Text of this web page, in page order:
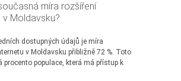
míra rozšíření
v Moldavsku?
dostupných údajů je míra
v Moldavsku přibližně 72 %. Toto
procento populace, která má přístup k